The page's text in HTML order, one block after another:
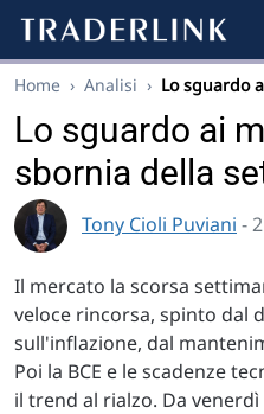
Home › Analisi › Lo sguardo
Lo sguardo ai
sbornia della
Tony Cioli Puviani -
Il mercato la scorsa
veloce rincorsa, spinto dal
sull'inflazione, dal
Poi la BCE e le scadenze
il trend al rialzo. Da